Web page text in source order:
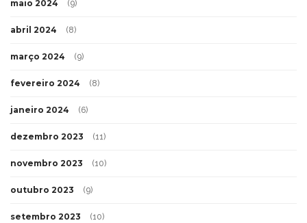
maio 2024 (9)
abril 2024 (8)
março 2024 (9)
fevereiro 2024 (8)
janeiro 2024 (6)
dezembro 2023 (11)
novembro 2023 (10)
outubro 2023 (9)
setembro 2023 (10)